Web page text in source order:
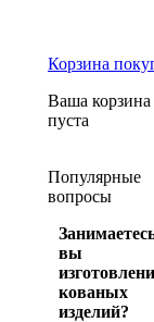
Корзина
Ваша корзина
пуста
Популярные
вопросы
вы
кованых
изделий?